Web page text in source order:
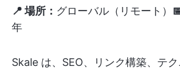
📍 場所： グローバル（リモート）
年
Skale は、SEO、リンク構築、テク